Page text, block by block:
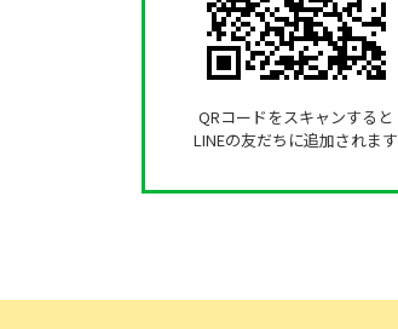
QRコードをスキャンすると
LINEの友だちに追加されます